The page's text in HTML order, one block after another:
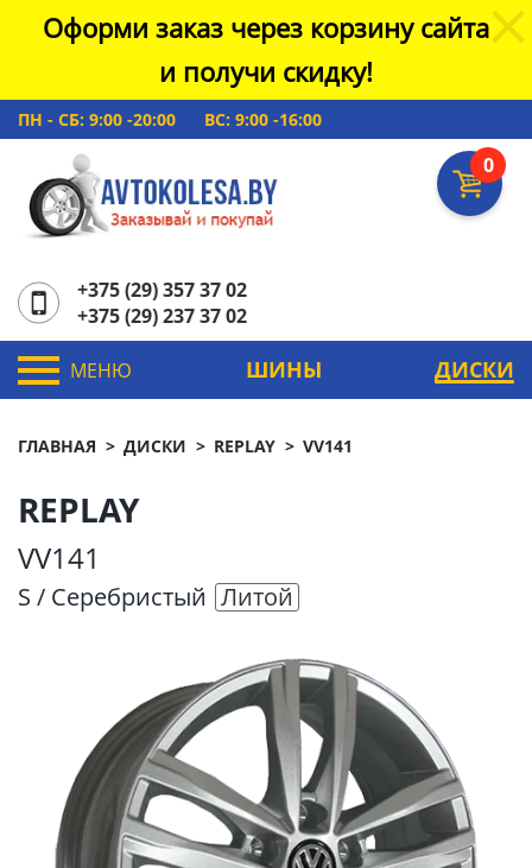
Оформи заказ через корзину сайта
и получи скидку!
ПН - СБ: 9:00 -20:00 ВС: 9:00 -16:00
0
+375 (29) 357 37 02
+375 (29) 237 37 02
МЕНЮ ШИНЫ ДИСКИ
ГЛАВНАЯ ДИСКИ REPLAY VV141
REPLAY
VV141
S / Серебристый Литой